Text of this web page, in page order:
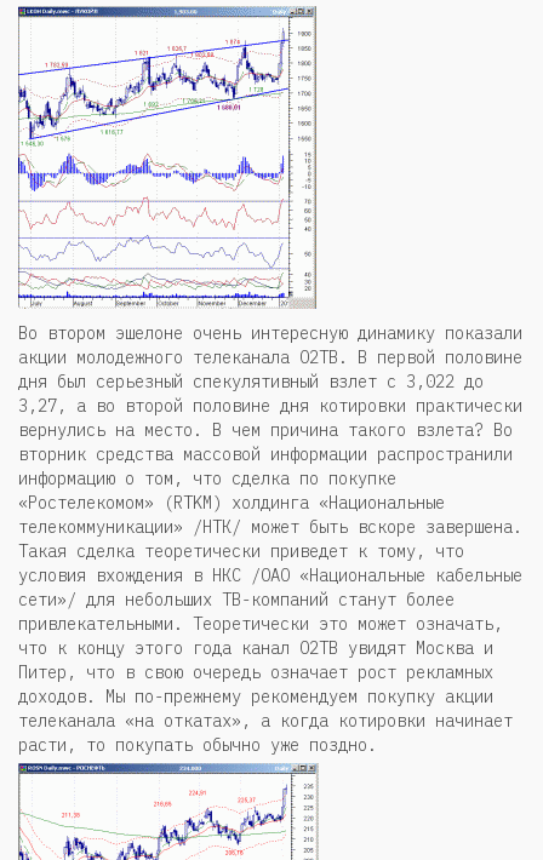
Во втором эшелоне очень интересную динамику показали
акции молодежного телеканала О2ТВ. В первой половине
дня был серьезный спекулятивный взлет с 3,022 до
3,27, а во второй половине дня котировки практически
вернулись на место. В чем причина такого взлета? Во
вторник средства массовой информации распространили
информацию о том, что сделка по покупке
«Ростелекомом» (RTKM) холдинга «Национальные
телекоммуникации» /НТК/ может быть вскоре завершена.
Такая сделка теоретически приведет к тому, что
условия вхождения в НКС /ОАО «Национальные кабельные
сети»/ для небольших ТВ-компаний станут более
привлекательными. Теоретически это может означать,
что к концу этого года канал О2ТВ увидят Москва и
Питер, что в свою очередь означает рост рекламных
доходов. Мы по-прежнему рекомендуем покупку акции
телеканала «на откатах», а когда котировки начинает
расти, то покупать обычно уже поздно.